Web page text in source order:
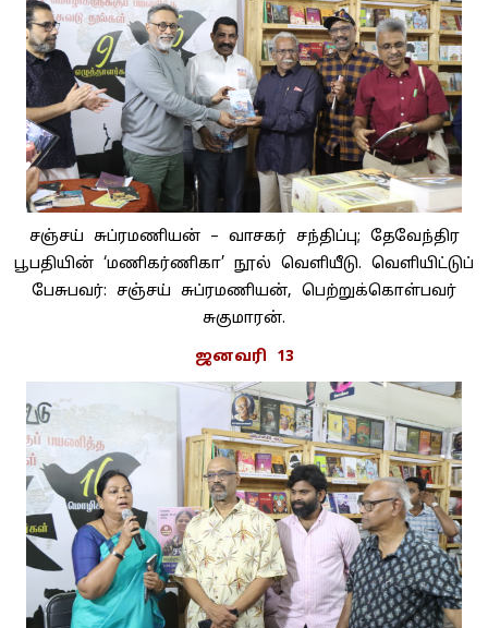
சஞ்சய் சுப்ரமணியன் – வாசகர் சந்திப்பு; தேவேந்திர
பூபதியின் ‘மணிகர்ணிகா’ நூல் வெளியீடு. வெளியிட்டுப்
பேசுபவர்: சஞ்சய் சுப்ரமணியன், பெற்றுக்கொள்பவர்
சுகுமாரன்.
ஜனவரி 13